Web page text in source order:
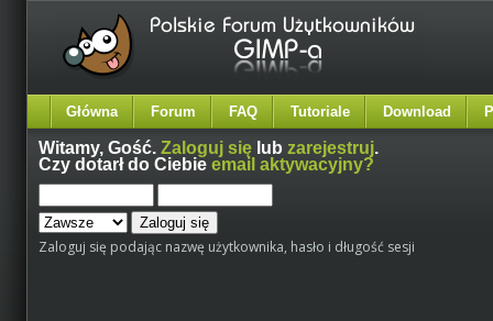
Główna Forum FAQ Tutoriale Download
Witamy, Gość. Zaloguj się lub zarejestruj.
Czy dotarł do Ciebie email aktywacyjny?
Zaloguj się podając nazwę użytkownika, hasło i długość sesji